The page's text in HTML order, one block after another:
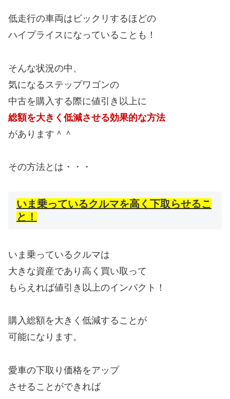
低走行の車両はビックリするほどの
ハイプライスになっていることも！
そんな状況の中、
気になるステップワゴンの
中古を購入する際に値引き以上に
総額を大きく低減させる効果的な方法
があります＾＾
その方法とは・・・
いま乗っているクルマを高く下取らせるこ
と！
いま乗っているクルマは
大きな資産であり高く買い取って
もらえれば値引き以上のインパクト！
購入総額を大きく低減することが
可能になります。
愛車の下取り価格をアップ
させることができれば